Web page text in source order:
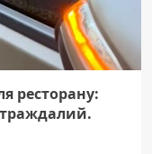
ресторану: